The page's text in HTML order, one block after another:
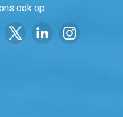
ook op